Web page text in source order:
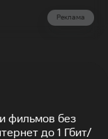
Реклама
фильмов без
до 1 Гбит/